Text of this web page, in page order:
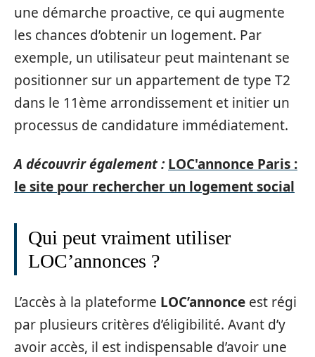
une démarche proactive, ce qui augmente
les chances d’obtenir un logement. Par
exemple, un utilisateur peut maintenant se
positionner sur un appartement de type T2
dans le 11ème arrondissement et initier un
processus de candidature immédiatement.
A découvrir également : LOC'annonce Paris :
le site pour rechercher un logement social
Qui peut vraiment utiliser
LOC’annonces ?
L’accès à la plateforme LOC’annonce est régi
par plusieurs critères d’éligibilité. Avant d’y
avoir accès, il est indispensable d’avoir une